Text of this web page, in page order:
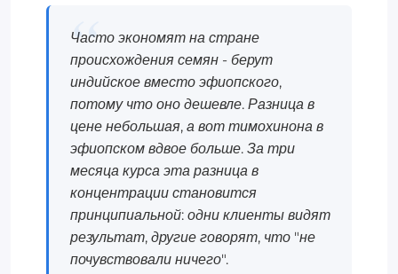
Часто экономят на стране
происхождения семян - берут
индийское вместо эфиопского,
потому что оно дешевле. Разница в
цене небольшая, а вот тимохинона в
эфиопском вдвое больше. За три
месяца курса эта разница в
концентрации становится
принципиальной: одни клиенты видят
результат, другие говорят, что "не
почувствовали ничего".